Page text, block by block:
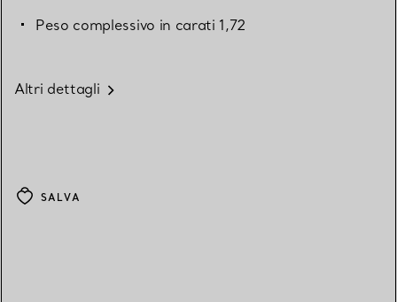
Peso complessivo in carati 1,72
Altri dettagli
SALVA